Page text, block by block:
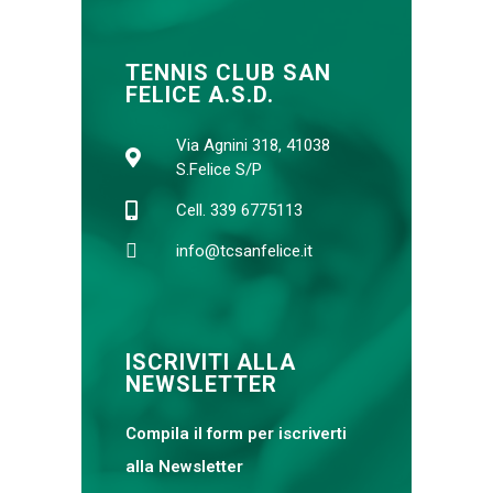
TENNIS CLUB SAN
FELICE A.S.D.
Via Agnini 318, 41038
S.Felice S/P
Cell. 339 6775113
info@tcsanfelice.it
ISCRIVITI ALLA
NEWSLETTER
Compila il form per iscriverti
alla Newsletter